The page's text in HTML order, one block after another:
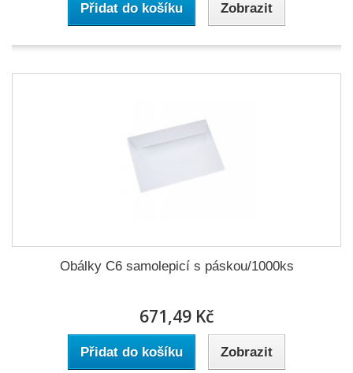
Přidat do košíku Zobrazit
Obálky C6 samolepicí s páskou/1000ks
671,49 Kč
Přidat do košíku Zobrazit